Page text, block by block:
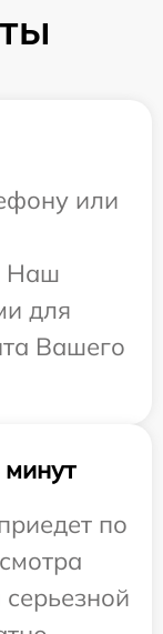
или
Наш
для
Вашего
по